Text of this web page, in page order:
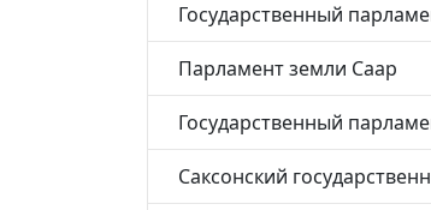
Государственный
Парламент земли Саар
Государственный
Саксонский